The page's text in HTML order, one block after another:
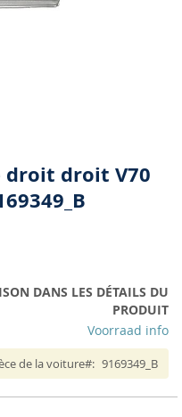
droit droit V70
DANS LES DÉTAILS DU
PRODUIT
Voorraad info
de la voiture 9169349_B